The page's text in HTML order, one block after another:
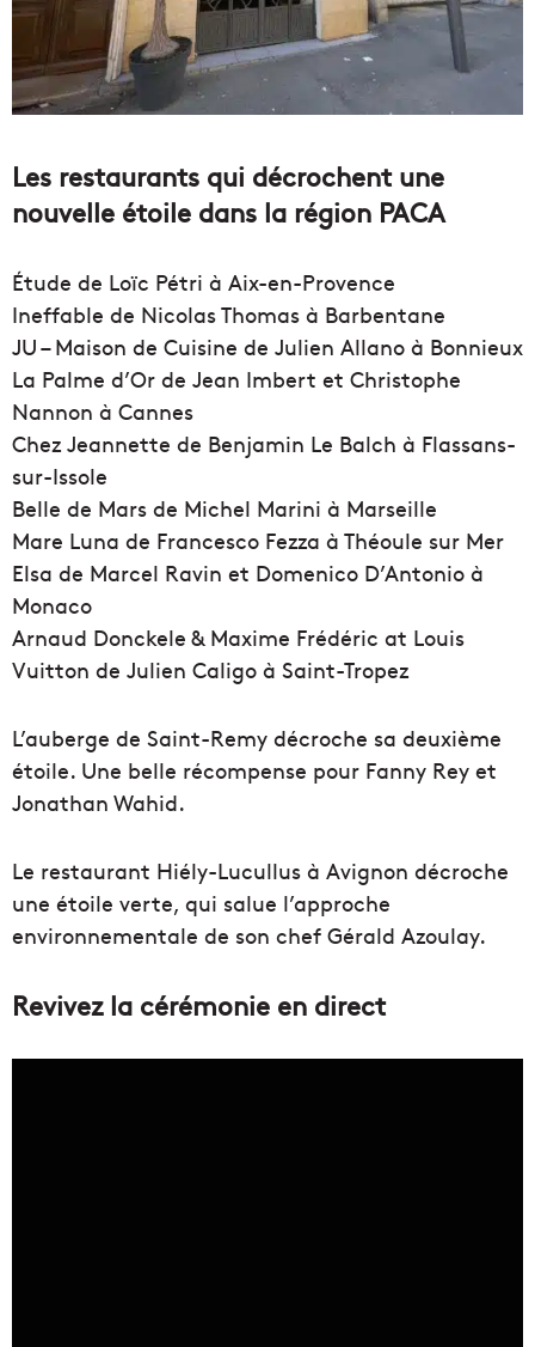
Les restaurants qui décrochent une
nouvelle étoile dans la région PACA
Étude de Loïc Pétri à Aix-en-Provence
Ineffable de Nicolas Thomas à Barbentane
JU – Maison de Cuisine de Julien Allano à Bonnieux
La Palme d’Or de Jean Imbert et Christophe
Nannon à Cannes
Chez Jeannette de Benjamin Le Balch à Flassans-
sur-Issole
Belle de Mars de Michel Marini à Marseille
Mare Luna de Francesco Fezza à Théoule sur Mer
Elsa de Marcel Ravin et Domenico D’Antonio à
Monaco
Arnaud Donckele & Maxime Frédéric at Louis
Vuitton de Julien Caligo à Saint-Tropez
L’auberge de Saint-Remy décroche sa deuxième
étoile. Une belle récompense pour Fanny Rey et
Jonathan Wahid.
Le restaurant Hiély-Lucullus à Avignon décroche
une étoile verte, qui salue l’approche
environnementale de son chef Gérald Azoulay.
Revivez la cérémonie en direct